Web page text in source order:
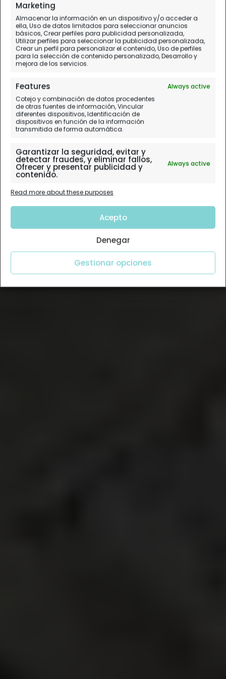
Marketing
Almacenar la información en un dispositivo y/o acceder a
ella, Uso de datos limitados para seleccionar anuncios
básicos, Crear perfiles para publicidad personalizada,
Utilizar perfiles para seleccionar la publicidad personalizada,
Crear un perfil para personalizar el contenido, Uso de perfiles
para la selección de contenido personalizado, Desarrollo y
mejora de los servicios.
Features
Always active
Cotejo y combinación de datos procedentes
de otras fuentes de información, Vincular
diferentes dispositivos, Identificación de
dispositivos en función de la información
transmitida de forma automática.
Garantizar la seguridad, evitar y
detectar fraudes, y eliminar fallos,
Ofrecer y presentar publicidad y
contenido.
Always active
Read more about these purposes
Acepto
Denegar
Gestionar opciones